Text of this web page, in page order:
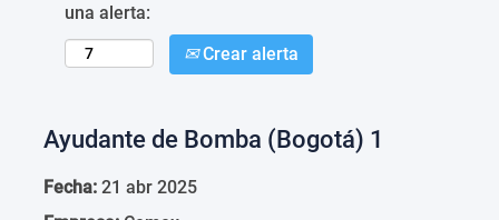
una alerta:
Crear alerta
Ayudante de Bomba (Bogotá) 1
Fecha: 21 abr 2025